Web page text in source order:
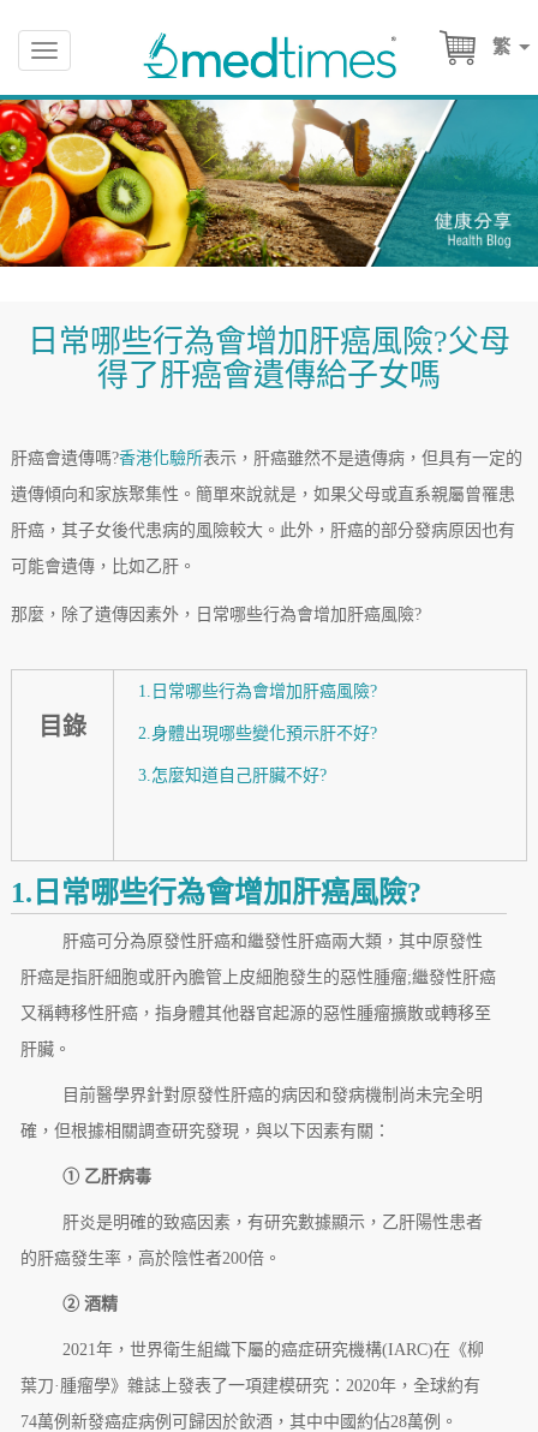
繁
Toggle
navigation
日常哪些行為會增加肝癌風險?父母
得了肝癌會遺傳給子女嗎
肝癌會遺傳嗎?香港化驗所表示，肝癌雖然不是遺傳病，但具有一定的
遺傳傾向和家族聚集性。簡單來說就是，如果父母或直系親屬曾罹患
肝癌，其子女後代患病的風險較大。此外，肝癌的部分發病原因也有
可能會遺傳，比如乙肝。
那麼，除了遺傳因素外，日常哪些行為會增加肝癌風險?
目錄
1.日常哪些行為會增加肝癌風險?
2.身體出現哪些變化預示肝不好?
3.怎麼知道自己肝臟不好?
1.日常哪些行為會增加肝癌風險?
肝癌可分為原發性肝癌和繼發性肝癌兩大類，其中原發性
肝癌是指肝細胞或肝內膽管上皮細胞發生的惡性腫瘤;繼發性肝癌
又稱轉移性肝癌，指身體其他器官起源的惡性腫瘤擴散或轉移至
肝臟。
目前醫學界針對原發性肝癌的病因和發病機制尚未完全明
確，但根據相關調查研究發現，與以下因素有關：
① 乙肝病毒
肝炎是明確的致癌因素，有研究數據顯示，乙肝陽性患者
的肝癌發生率，高於陰性者200倍。
② 酒精
2021年，世界衛生組織下屬的癌症研究機構(IARC)在《柳
葉刀·腫瘤學》雜誌上發表了一項建模研究：2020年，全球約有
74萬例新發癌症病例可歸因於飲酒，其中中國約佔28萬例。